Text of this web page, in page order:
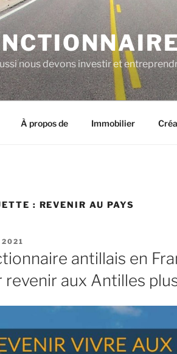
nous devons investir et
À propos de Immobilier
: REVENIR AU PAYS
antillais en
revenir aux Antilles